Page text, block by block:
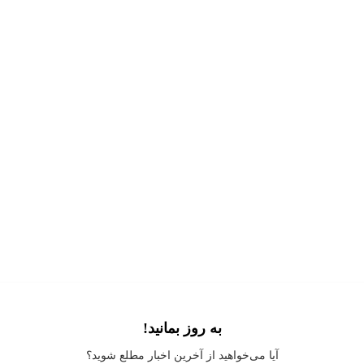
Application error: a client
-side exception has occurred while loading
به روز بمانید!
آیا می‌خواهید از آخرین اخبار مطلع شوید؟